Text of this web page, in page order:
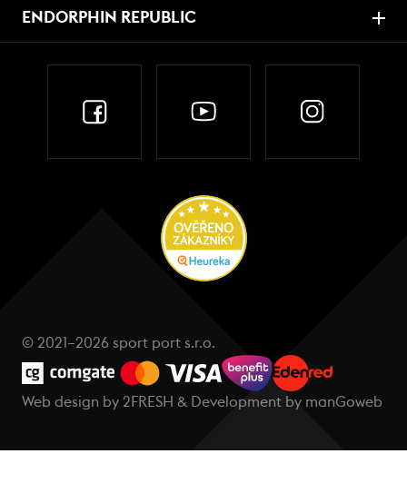
ENDORPHIN REPUBLIC
© 2021–2026 sport port s.r.o.
Web design by 2FRESH & Development by manGoweb